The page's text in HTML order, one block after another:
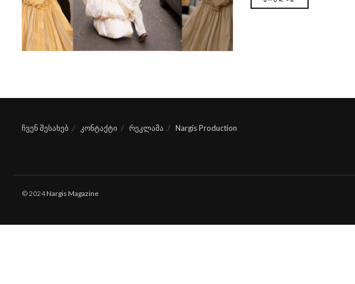
ჩვენ შესახებ კონტაქტი რეკლამა Nargis Production
© 2024Nargis Magazine